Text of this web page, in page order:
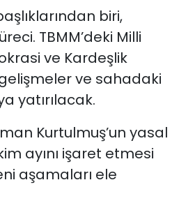
biri,
TBMM’deki Milli
ve Kardeşlik
ve sahadaki
yatırılacak.
Kurtulmuş’un yasal
ayını işaret etmesi
aşamaları ele